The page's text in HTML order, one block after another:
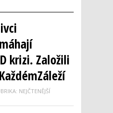
krizi. Založili
NEJČTENĚJŠÍ